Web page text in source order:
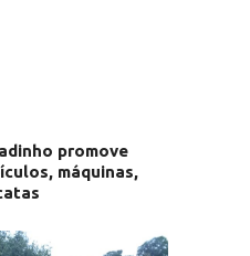
promove
máquinas,